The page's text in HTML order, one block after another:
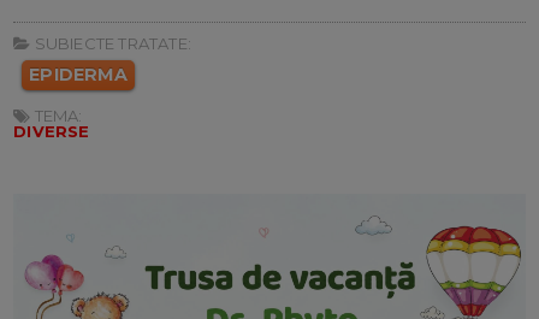
SUBIECTE TRATATE:
EPIDERMA
TEMA:
DIVERSE